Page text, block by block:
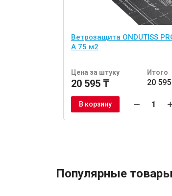
Ветрозащита ONDUTISS
A 75 м2
Цена за штуку
20 595 ₸
Итого
20
В корзину
Популярные товары